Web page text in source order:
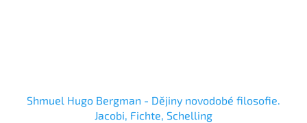
Shmuel Hugo Bergman - Dějiny novodobé filosofie.
Jacobi, Fichte, Schelling